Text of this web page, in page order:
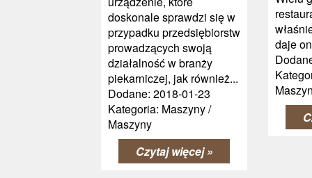
doskonale sprawdzi się w
przypadku przedsiębiorstw
prowadzących swoją
działalność w branży
piekarniczej, jak również...
Dodane: 2018-01-23
Kategoria: Maszyny /
Maszyny
Czytaj więcej »
daje